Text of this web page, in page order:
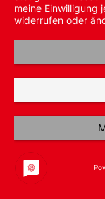
meine Einwilligung
widerrufen oder